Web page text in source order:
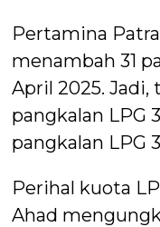
Pertamina
menambah 31
April 2025. Jadi,
pangkalan LPG
pangkalan LPG
Perihal kuota
Ahad